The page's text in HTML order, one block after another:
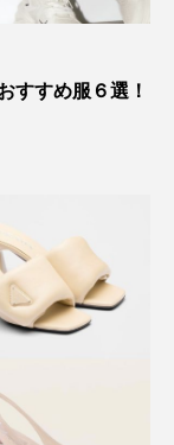
すすめ服６選！